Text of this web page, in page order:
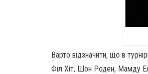
Варто відзначити, що в турнірі
Філ Хіт, Шон Роден, Мамду